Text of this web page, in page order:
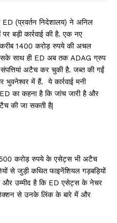
(प्रवर्तन निदेशालय) ने अनिल
बड़ी कार्रवाई की है. एक नए
1400 करोड़ रुपये की अचल
इसके साथ ही ED अब तक ADAG ग्रुप
अटैच कर चुकी है. जब्त की गईं
भुवनेश्वर में हैं. ये कार्रवाई मनी
का कहना है कि जांच जारी है और
की जा सकती है|
करोड़ रुपये के एसेट्स भी अटैच
से जुड़ी कथित फाइनेंशियल गड़बड़ियों
और उम्मीद है कि ED एसेट्स के नेचर
से उनके लिंक के बारे में और